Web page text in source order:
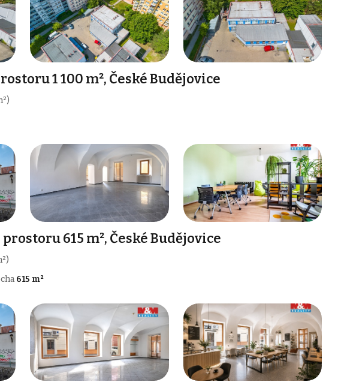
1 100 m², České Budějovice
615 m², České Budějovice
615 m²